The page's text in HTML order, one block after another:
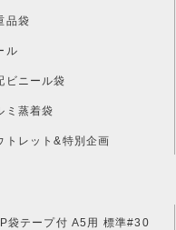
品袋
ル
ビニール袋
ミ蒸着袋
トレット&特別企画
袋テープ付 A5用 標準#30